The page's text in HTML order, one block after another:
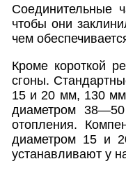
Соединительные
чтобы они
чем
Кроме короткой
сгоны.
15 и 20 мм, 130
диаметром
отопления.
диаметром 15 и
устанавливают у